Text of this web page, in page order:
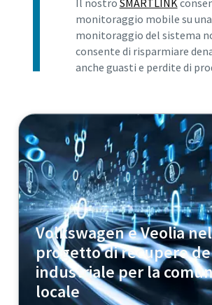
Il nostro SMARTLINK
monitoraggio mobile su
monitoraggio del sistema
consente di risparmiare
anche guasti e perdite di
Volkswagen e Veolia nel
progetto di recupero
industriale per la
locale